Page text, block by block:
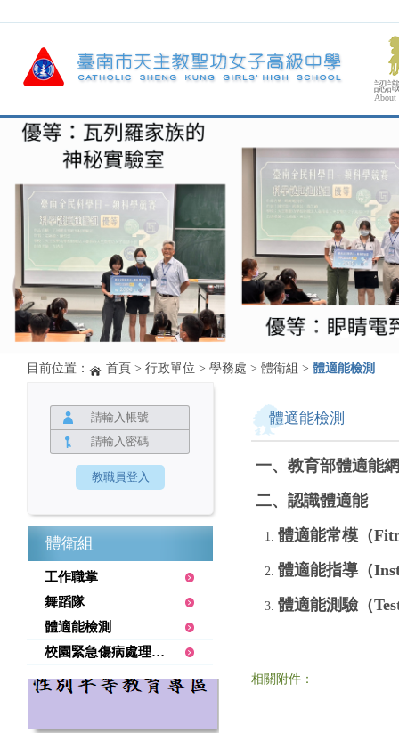
認
About
目前位置： 首頁 > 行政單位 > 學務處 > 體衛組 > 體適能檢測
體衛組
工作職掌
舞蹈隊
體適能檢測
校園緊急傷病處理要點
體適能檢測
一、教育部體適能
二、認識體適能
體適能常模（
體適能指導（
體適能測驗（
相關附件：